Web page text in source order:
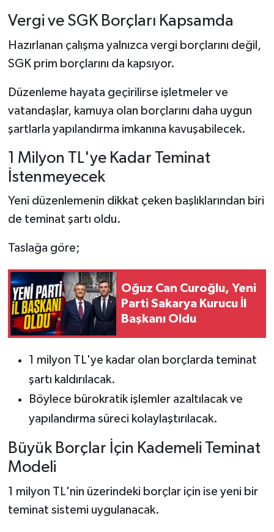
Vergi ve SGK Borçları Kapsamda
Hazırlanan çalışma yalnızca vergi borçlarını değil,
SGK prim borçlarını da kapsıyor.
Düzenleme hayata geçirilirse işletmeler ve
vatandaşlar, kamuya olan borçlarını daha uygun
şartlarla yapılandırma imkanına kavuşabilecek.
1 Milyon TL'ye Kadar Teminat
İstenmeyecek
Yeni düzenlemenin dikkat çeken başlıklarından biri
de teminat şartı oldu.
Taslağa göre;
Oğuz Can Curoğlu, Yeni
Parti Sakarya Kurucu İl
Başkanı Oldu
1 milyon TL'ye kadar olan borçlarda teminat
şartı kaldırılacak.
Böylece bürokratik işlemler azaltılacak ve
yapılandırma süreci kolaylaştırılacak.
Büyük Borçlar İçin Kademeli Teminat
Modeli
1 milyon TL'nin üzerindeki borçlar için ise yeni bir
teminat sistemi uygulanacak.